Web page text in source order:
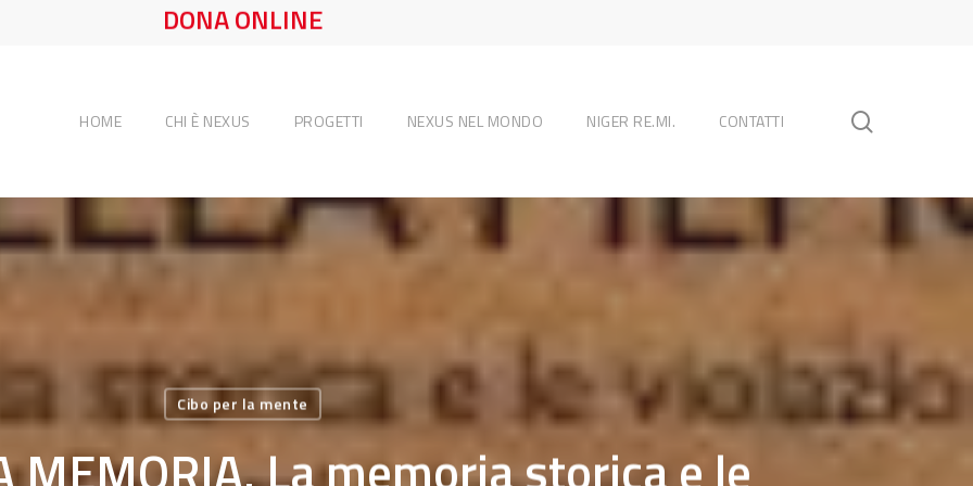
DONA ONLINE
HOME CHI È NEXUS PROGETTI NEXUS NEL MONDO NIGER RE.MI. CONTATTI
Cibo per la mente